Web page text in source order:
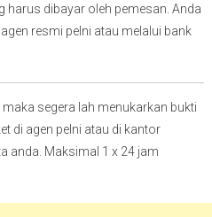
harus dibayar oleh pemesan. Anda
resmi pelni atau melalui bank
maka segera lah menukarkan bukti
di agen pelni atau di kantor
anda. Maksimal 1 x 24 jam